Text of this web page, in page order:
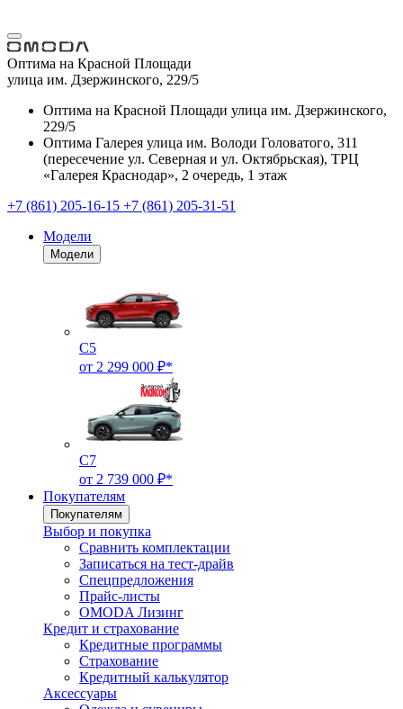
Оптима на Красной Площади
улица им. Дзержинского, 229/5
Оптима на Красной Площади улица им. Дзержинского,
229/5
Оптима Галерея улица им. Володи Головатого, 311
(пересечение ул. Северная и ул. Октябрьская), ТРЦ
«Галерея Краснодар», 2 очередь, 1 этаж
+7 (861) 205-16-15 +7 (861) 205-31-51
Модели
Модели
C5
от 2 299 000 ₽*
C7
от 2 739 000 ₽*
Покупателям
Покупателям
Выбор и покупка
Сравнить комплектации
Записаться на тест-драйв
Cпецпредложения
Прайс-листы
OMODA Лизинг
Кредит и страхование
Кредитные программы
Страхование
Кредитный калькулятор
Аксессуары